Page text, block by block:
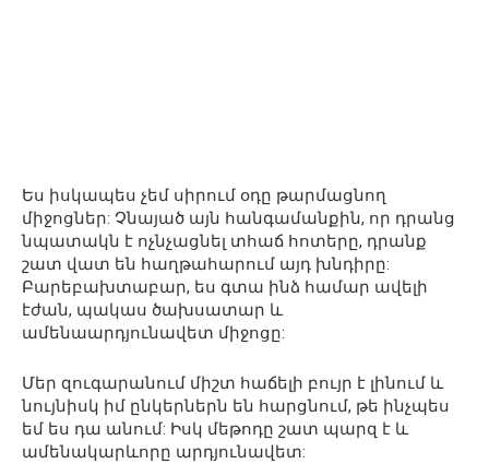
Ես իսկապես չեմ սիրում օդը թարմացնող
միջոցներ: Չնայած այն հանգամանքին, որ դրանց
նպատակն է ոչնչացնել տհաճ հոտերը, դրանք
շատ վատ են հաղթահարում այդ խնդիրը:
Բարեբախտաբար, ես գտա ինձ համար ավելի
էժան, պակաս ծախսատար և
ամենաարդյունավետ միջոցը:
Մեր զուգարանում միշտ հաճելի բույր է լինում և
նույնիսկ իմ ընկերներն են հարցնում, թե ինչպես
եմ ես դա անում: Իսկ մեթոդը շատ պարզ է և
ամենակարևորը արդյունավետ: